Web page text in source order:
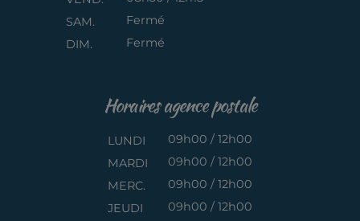
SAM.
Fermé
DIM.
Fermé
Horaires agence postale
LUNDI
09h00 / 12h00
MARDI
09h00 / 12h00
MERC.
09h00 / 12h00
JEUDI
09h00 / 12h00